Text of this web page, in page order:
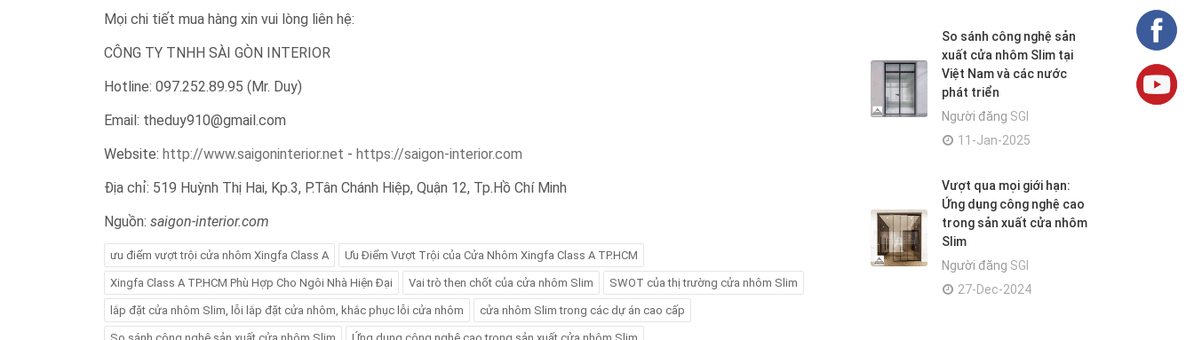
Mọi chi tiết mua hàng xin vui lòng liên hệ:
CÔNG TY TNHH SÀI GÒN INTERIOR
Hotline: 097.252.89.95 (Mr. Duy)
Email: theduy910@gmail.com
Website: http://www.saigoninterior.net - https://saigon-interior.com
Địa chỉ: 519 Huỳnh Thị Hai, Kp.3, P.Tân Chánh Hiệp, Quận 12, Tp.Hồ Chí Minh
Nguồn: saigon-interior.com
ưu điểm vượt trội cửa nhôm Xingfa Class A Ưu Điểm Vượt Trội của Cửa Nhôm Xingfa Class A TP.HCM
Xingfa Class A TP.HCM Phù Hợp Cho Ngôi Nhà Hiện Đại Vai trò then chốt của cửa nhôm Slim SWOT của thị trường cửa nhôm Slim
lắp đặt cửa nhôm Slim, lỗi lắp đặt cửa nhôm, khắc phục lỗi cửa nhôm cửa nhôm Slim trong các dự án cao cấp
So sánh công nghệ sản
xuất cửa nhôm Slim tại
Việt Nam và các nước
phát triển
Người đăng SGI
11-Jan-2025
Vượt qua mọi giới hạn:
Ứng dụng công nghệ cao
trong sản xuất cửa nhôm
Slim
Người đăng SGI
27-Dec-2024